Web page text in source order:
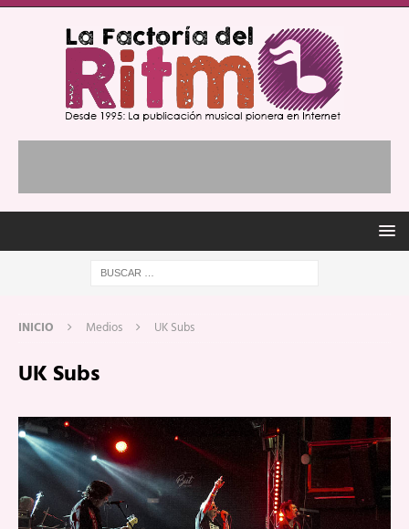
INICIO Medios UK Subs
UK Subs